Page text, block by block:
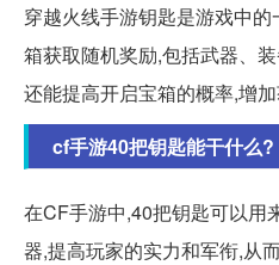
穿越火线手游钥匙是游戏中
箱获取随机奖励,包括武器、
还能提高开启宝箱的概率,增加
cf手游40把钥匙能干什么?
在CF手游中,40把钥匙可以用
器,提高玩家的实力和军衔,从